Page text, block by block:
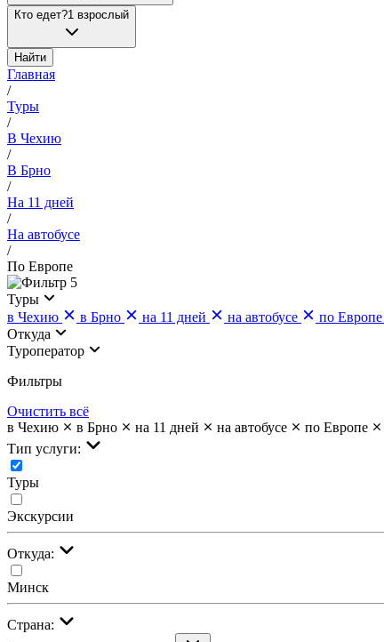
Кто едет?1 взрослый
Найти
Главная
/
Туры
/
В Чехию
/
В Брно
/
На 11 дней
/
На автобусе
/
По Европе
5
Туры
в Чехию
в Брно на 11 дней на автобусе
по Европе
Откуда
Туроператор
Фильтры
Очистить всё
в Чехию
в Брно на 11 дней на автобусе
по Европе
Тип услуги:
Туры
Экскурсии
Откуда:
Минск
Страна: